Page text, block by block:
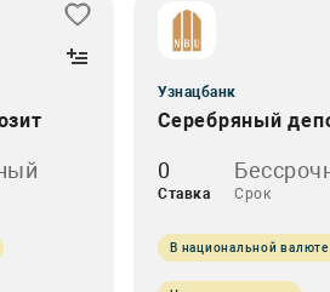
Узнацбанк
Серебряный
0
Ставка Срок
В национальной валюте